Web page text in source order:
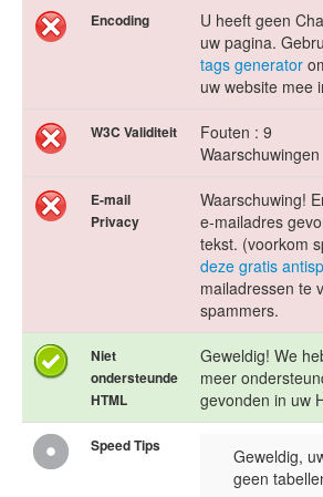
Encoding
U heeft geen
uw pagina.
tags generator
uw website mee
W3C Validiteit
Fouten : 9
E-mail
Privacy
Waarschuwing!
e-mailadres
tekst. (voorkom
deze gratis
mailadressen te
spammers.
Niet
ondersteunde
HTML
Geweldig! We
meer
gevonden in uw
Speed Tips
Geweldig,
geen